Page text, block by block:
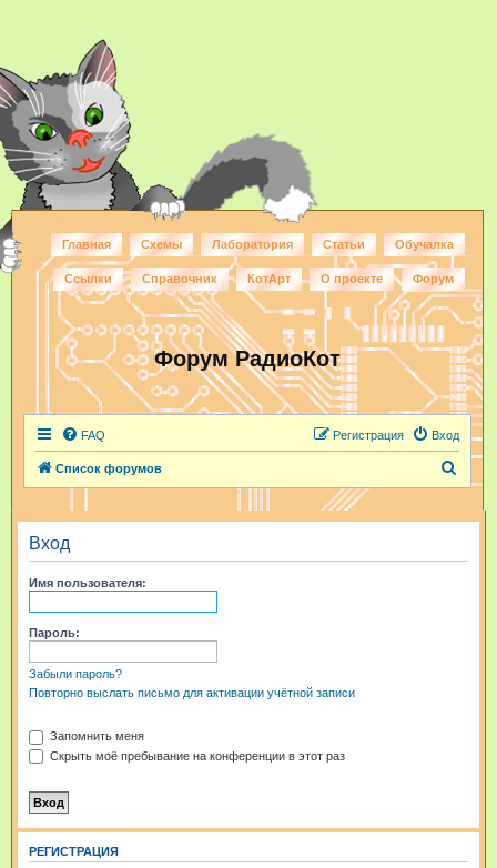
Главная Схемы Лаборатория Статьи Обучалка
Ссылки Справочник КотАрт О проекте Форум
Форум РадиоКот
FAQ Вход
Регистрация
Список форумов
и
Вход
Имя пользователя:
Пароль:
Забыли пароль?
Повторно выслать письмо для активации учётной записи
Запомнить меня
Скрыть моё пребывание на конференции в этот раз
РЕГИСТРАЦИЯ